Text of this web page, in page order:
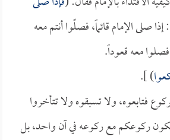
صلى الإمام قائماً، فصلّوا أنتم معه
معه قعوداً.
) ].
فتابعوه، ولا تسبقوه ولا تتأخروا
يكون ركوعكم مع ركوعه في آن واحد، بل